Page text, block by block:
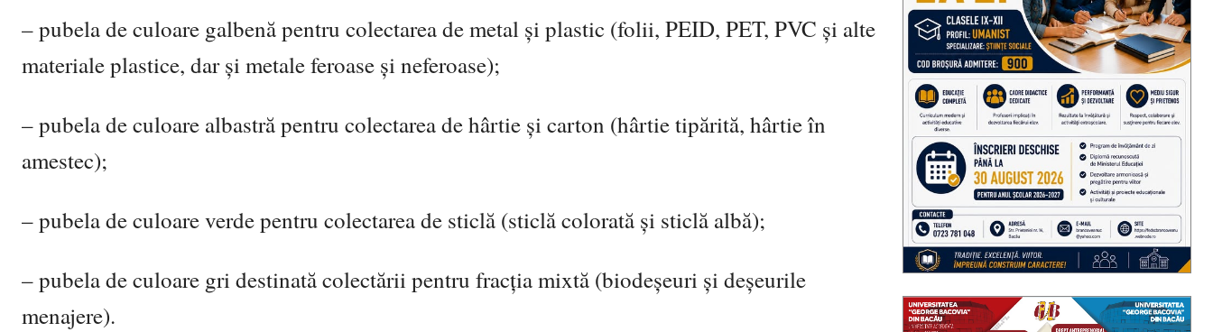
– pubela de culoare galbenă pentru colectarea de metal și plastic (folii, PEID, PET, PVC și alte
materiale plastice, dar și metale feroase și neferoase);
– pubela de culoare albastră pentru colectarea de hârtie și carton (hârtie tipărită, hârtie în
amestec);
– pubela de culoare verde pentru colectarea de sticlă (sticlă colorată și sticlă albă);
– pubela de culoare gri destinată colectării pentru fracția mixtă (biodeșeuri și deșeurile
menajere).